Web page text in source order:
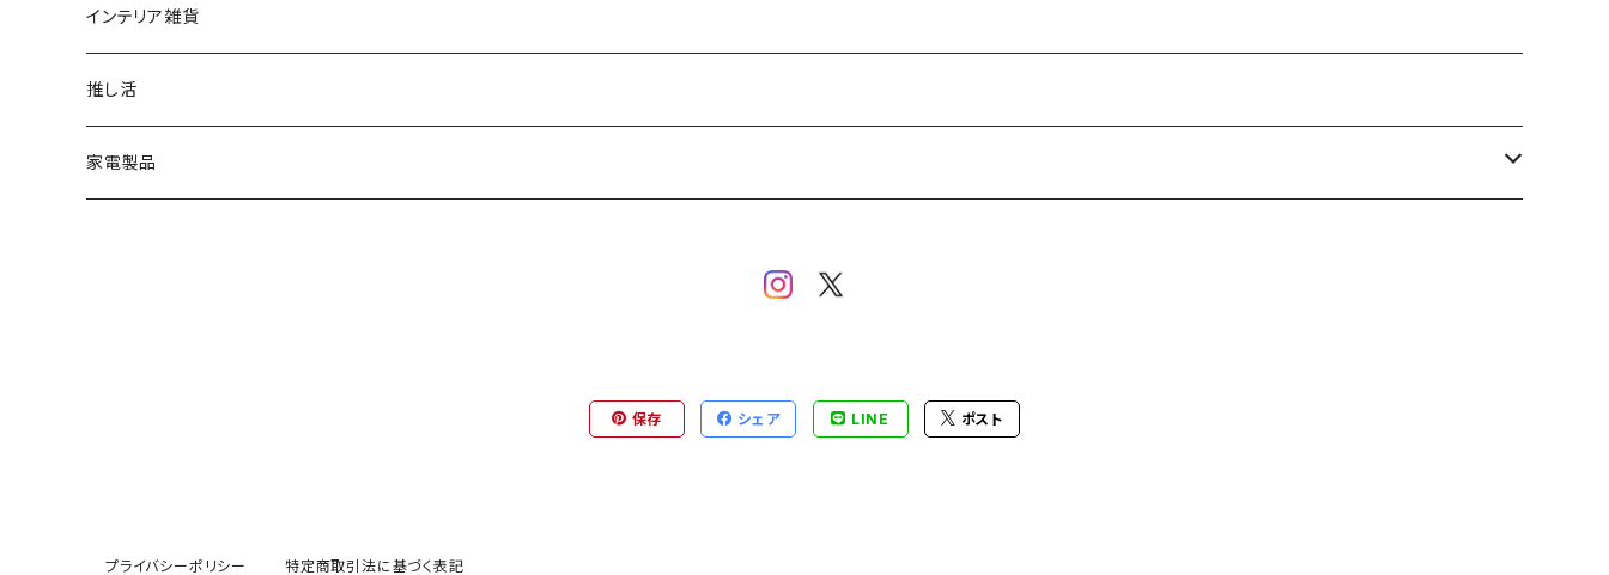
ハンドストラップ
AC充電器
ワイヤレスチャージャー
バッグ
ポーチ
インテリア雑貨
推し活
家電製品
保存 シェア LINE ポスト
プライバシーポリシー 特定商取引法に基づく表記